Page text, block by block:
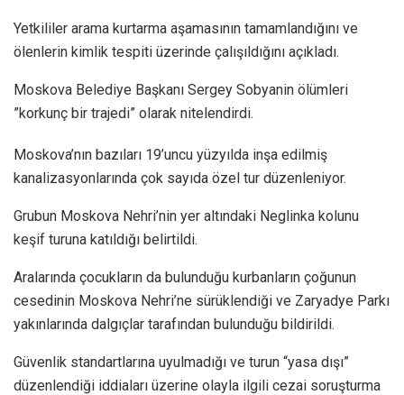
Yetkililer arama kurtarma aşamasının tamamlandığını ve
ölenlerin kimlik tespiti üzerinde çalışıldığını açıkladı.
Moskova Belediye Başkanı Sergey Sobyanin ölümleri
”korkunç bir trajedi” olarak nitelendirdi.
Moskova’nın bazıları 19’uncu yüzyılda inşa edilmiş
kanalizasyonlarında çok sayıda özel tur düzenleniyor.
Grubun Moskova Nehri’nin yer altındaki Neglinka kolunu
keşif turuna katıldığı belirtildi.
Aralarında çocukların da bulunduğu kurbanların çoğunun
cesedinin Moskova Nehri’ne sürüklendiği ve Zaryadye Parkı
yakınlarında dalgıçlar tarafından bulunduğu bildirildi.
Güvenlik standartlarına uyulmadığı ve turun “yasa dışı”
düzenlendiği iddiaları üzerine olayla ilgili cezai soruşturma